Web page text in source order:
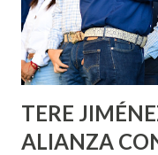
Asunción, Avenida
los edificios
Norias de Paso Hondo
TERE
ALIANZA